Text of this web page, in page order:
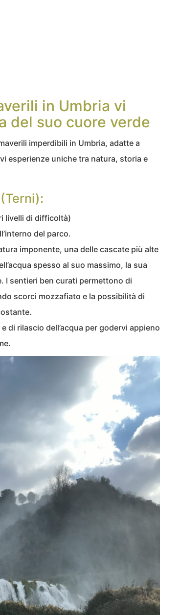
in Umbria vi
del suo cuore verde
imperdibili in Umbria, adatte a
esperienze uniche tra natura, storia e
livelli di difficoltà)
del parco.
imponente, una delle cascate più alte
spesso al suo massimo, la sua
I sentieri ben curati permettono di
scorci mozzafiato e la possibilità di
di rilascio dell’acqua per godervi appieno